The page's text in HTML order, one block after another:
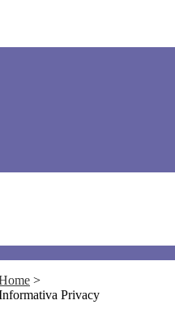
>
Privacy